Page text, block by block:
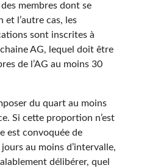
membres dont se
et l’autre cas, les
sont inscrites à
AG, lequel doit être
de l’AG au moins 30
du quart au moins
Si cette proportion n’est
est convoquée de
au moins d’intervalle,
délibérer, quel